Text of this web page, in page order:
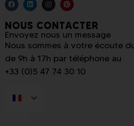
NOUS CONTACTER
Envoyez nous un message
Nous sommes à votre écoute
de 9h à 17h par téléphone au
+33 (0)5 47 74 30 10